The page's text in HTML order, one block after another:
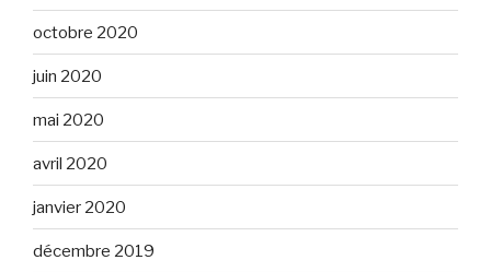
octobre 2020
juin 2020
mai 2020
avril 2020
janvier 2020
décembre 2019